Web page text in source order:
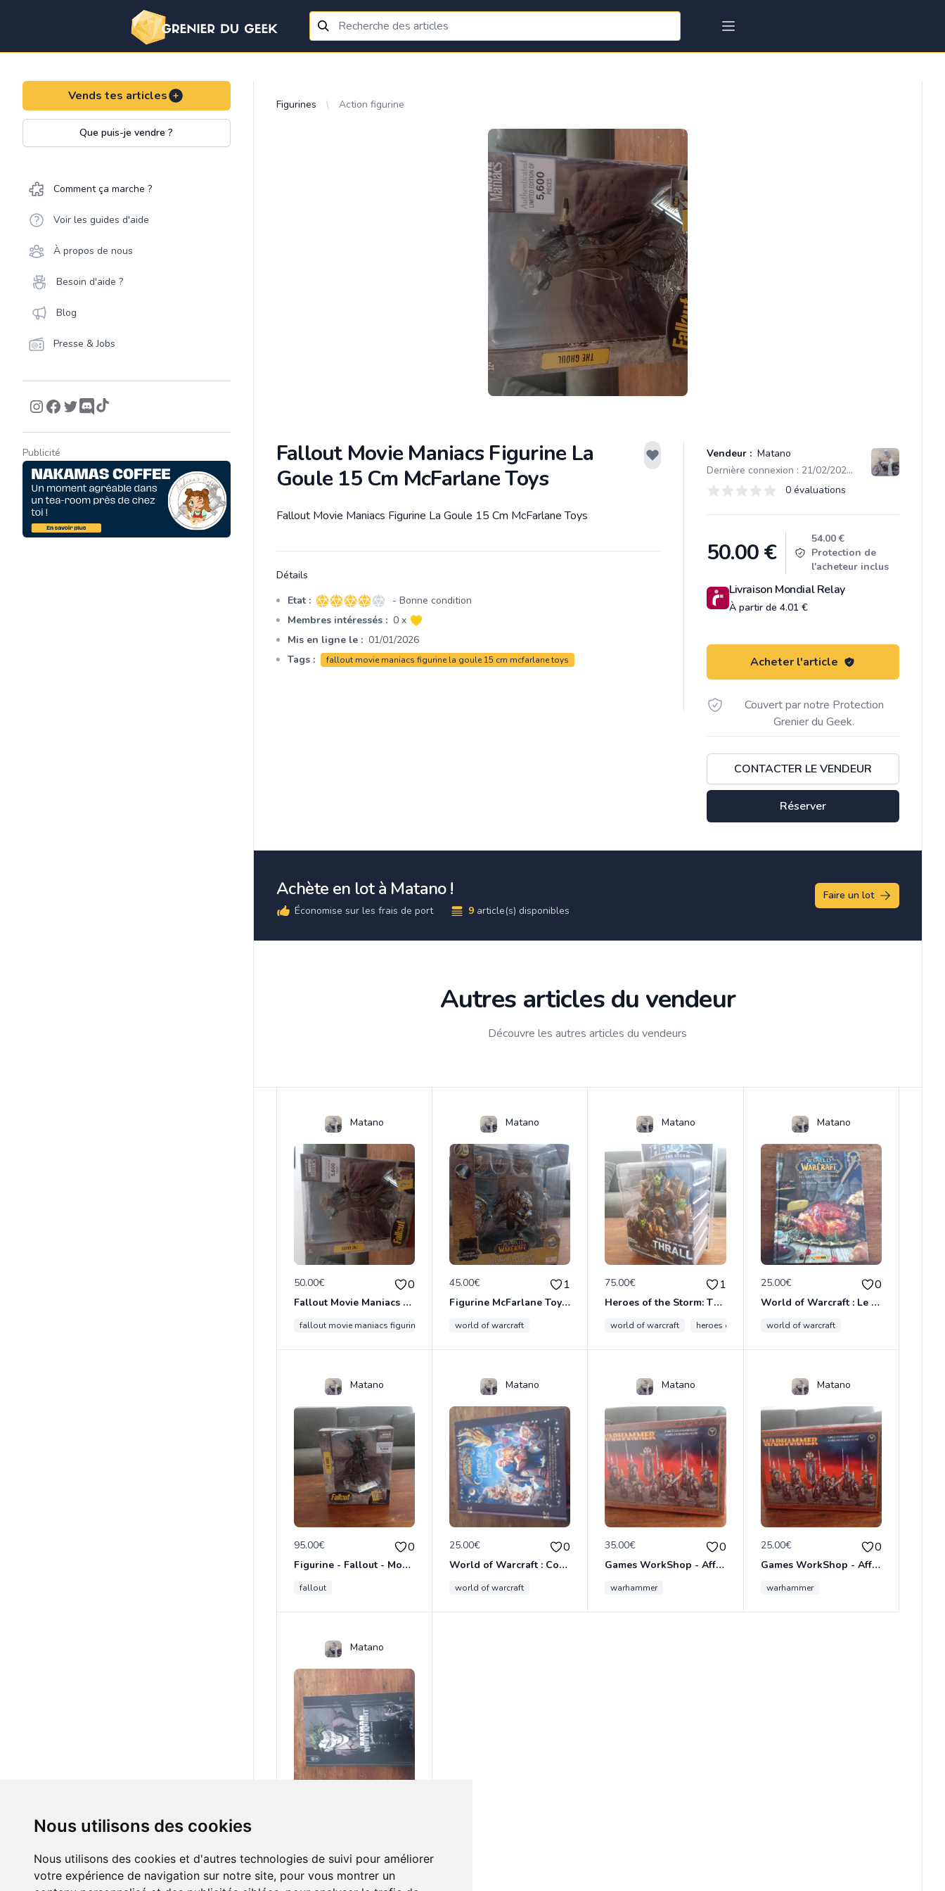
Nous utilisons des cookies
Nous utilisons des cookies et d'autres technologies de suivi pour améliorer
votre expérience de navigation sur notre site, pour vous montrer un
Vends tes articles
Que puis-je vendre ?
Comment ça marche ?
Voir les guides d'aide
À propos de nous
Besoin d'aide ?
Blog
Presse & Jobs
Publicité
Figurines Action figurine
Fallout Movie Maniacs Figurine La
Goule 15 Cm McFarlane Toys
Vendeur : Matano
Dernière connexion : 21/02/2026 11:30
Évaluations
0 sur 5 étoiles 0 évaluations
50.00€
54.00 €
Protection de
l'acheteur inclus
Livraison Mondial Relay
À partir de 4.01 €
Acheter l'article
Couvert par notre Protection
Grenier du Geek.
CONTACTER LE VENDEUR
Réserver
Description
Fallout Movie Maniacs Figurine La Goule 15 Cm McFarlane Toys
Détails
Etat : 4 sur 5 étoiles
- Bonne condition
Membres intéressés : 0 x
Mis en ligne le : 01/01/2026
Tags :
fallout movie maniacs figurine la goule 15 cm mcfarlane toys
Achète en lot à Matano !
Économise sur les frais de port 9 article(s) disponibles
Faire un lot
Autres articles du vendeur
Découvre les autres articles du vendeurs
Matano
50.00€ 0
Fallout Movie Maniacs Figurine La Goule 15 Cm McFarlane Toys
fallout movie maniacs figurine la goule 15 cm mcfarlane toys
Matano
45.00€ 1
Figurine McFarlane Toys Human Warrior/Paladin
world of warcraft
Matano
75.00€ 1
Heroes of the Storm: Thrall (Warcraft) by NECA
world of warcraft heroes of the storm
Matano
25.00€ 0
World of Warcraft : Le livre de cuisine officiel Relié – Illustré, 14 juin 2017 de Chelsea Monroe-Cassel
world of warcraft
Matano
95.00€ 0
Figurine - Fallout - Movie Maniacs - La Goule - McFarlane
fallout
Matano
25.00€ 0
World of Warcraft : Contes et légendes d'Azeroth Relié – Illustré, 25 août 2021 de Christie Golden (Auteur), Madeleine Roux (Auteur), Collectif (Auteur)
world of warcraft
Matano
35.00€ 0
Games WorkShop - Affrelances Tristelames Sombretraits Elfes Noirs
warhammer
Matano
25.00€ 0
Games WorkShop - Affrelances Tristelames Sombretraits Elfes Noirs
warhammer
Matano